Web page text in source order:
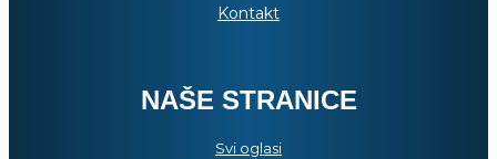
Kontakt
NAŠE STRANICE
Svi oglasi